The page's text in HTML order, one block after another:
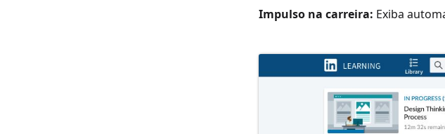
Impulso na carreira: Exiba